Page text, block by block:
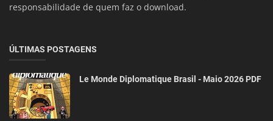
responsabilidade de quem faz o download.
ÚLTIMAS POSTAGENS
Le Monde Diplomatique Brasil - Maio 2026 PDF